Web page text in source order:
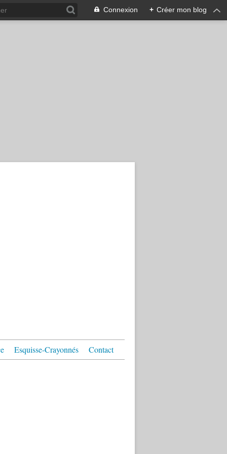
Connexion + Créer mon blog
Esquisse-Crayonnés Contact